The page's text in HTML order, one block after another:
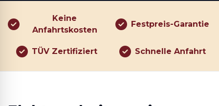
Keine
Anfahrtskosten
Festpreis-Garantie
TÜV Zertifiziert Schnelle Anfahrt